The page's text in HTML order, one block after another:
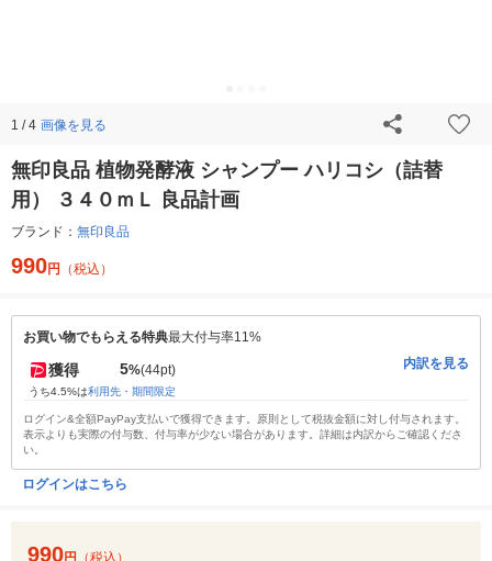
1 / 4 画像を見る
無印良品 植物発酵液 シャンプー ハリコシ（詰替
用） ３４０ｍＬ 良品計画
ブランド： 無印良品
990円 （税込）
お買い物でもらえる特典最大付与率11%
獲得 5%(44pt)
うち4.5%は利用先・期間限定
内訳を見る
ログイン&全額PayPay支払いで獲得できます。原則として税抜金額に対し付与されます。
表示よりも実際の付与数、付与率が少ない場合があります。詳細は内訳からご確認くださ
い。
ログインはこちら
990